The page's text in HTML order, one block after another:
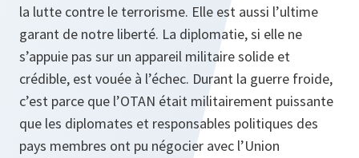
la lutte contre le terrorisme. Elle est aussi l’ultime
garant de notre liberté. La diplomatie, si elle ne
s’appuie pas sur un appareil militaire solide et
crédible, est vouée à l’échec. Durant la guerre froide,
c’est parce que l’OTAN était militairement puissante
que les diplomates et responsables politiques des
pays membres ont pu négocier avec l’Union